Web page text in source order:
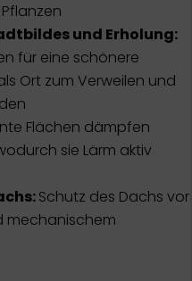
und Erholung:
für eine schönere
Ort zum Verweilen und
Flächen dämpfen
sie Lärm aktiv
Schutz des Dachs vor
mechanischem